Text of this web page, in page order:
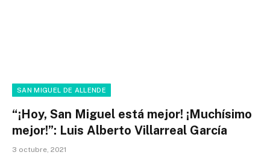
SAN MIGUEL DE ALLENDE
“¡Hoy, San Miguel está mejor! ¡Muchísimo
mejor!”: Luis Alberto Villarreal García
3 octubre, 2021